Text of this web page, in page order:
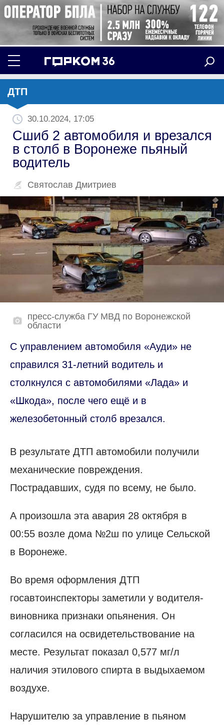
ДТП
30.10.2024, 17:05
Сшиб 2 автомобиля и врезался
в столб в Воронеже пьяный
водитель
Святослав Дмитриев
пресс-служба ГУ МВД по Воронежской
области
С управлением автомобиля «Ауди» не
справился 31-летний водитель и
столкнулся с автомобилями «Лада» и
«Шкода», после чего ещё и в
железобетонный столб врезался.
В результате ДТП автомобили получили
механические повреждения.
Пострадавших, судя по всему, не было.
А произошла эта авария 28 октября в
00:55 возле дома №2ш по улице Сельской
в Воронеже.
Во время оформления ДТП
госавтоинспекторы заметили у водителя-
виновника признаки опьянения. Он
согласился на освидетельствование на
месте. Результат показал 0,577 мг/л
наличия этилового спирта в выдыхаемом
воздухе.
Нарушителю за управление в пьяном